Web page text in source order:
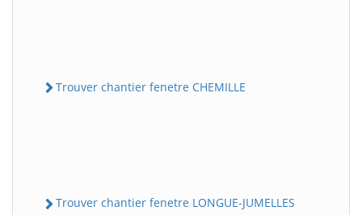
Trouver chantier fenetre CHEMILLE
Trouver chantier fenetre LONGUE-JUMELLES